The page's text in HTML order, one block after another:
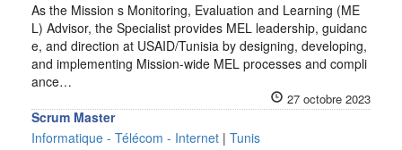
As the Mission s Monitoring, Evaluation and Learning (ME
L) Advisor, the Specialist provides MEL leadership, guidanc
e, and direction at USAID/Tunisia by designing, developing,
and implementing Mission-wide MEL processes and compli
ance…
27 octobre 2023
Scrum Master
Informatique - Télécom - Internet | Tunis